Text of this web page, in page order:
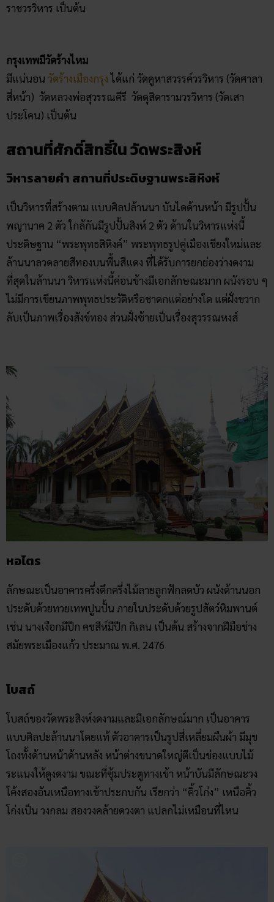
ราชวรวิหาร เป็นต้น
กรุงเทพมีวัดร้างไหม
มีแน่นอน วัดร้างเมืองกรุงได้แก่ วัดคูหาสวรรค์วรวิหาร (วัดศาลา
สี่หน้า) วัดหลวงพ่อสุวรรณคีรี วัดดุสิดารามวรวิหาร (วัดเสา
ประโคน) เป็นต้น
สถานที่ศักดิ์สิทธิ์ใน วัดพระสิงห์
วิหารลายคำ สถานที่ประดิษฐานพระสิหิงห์
เป็นวิหารที่สร้างตาม แบบศิลปล้านนา บันไดด้านหน้า มีรูปปั้น
พญานาค 2 ตัว ใกล้กันมีรูปปั้นสิงห์ 2 ตัว ด้านในวิหารแห่งนี้
ประดิษฐาน “พระพุทธสิหิงค์” พระพุทธรูปคู่เมืองเชียงใหม่และ
ล้านนาลวดลายสีทองบนพื้นสีแดง ที่ได้รับการยกย่องว่างดงาม
ที่สุดในล้านนา วิหารแห่งนี้ค่อนข้างมีเอกลักษณะมาก ผนังรอบ ๆ
ไม่มีการเขียนภาพพุทธประวัติหรือชาดกแต่อย่างใด แต่ฝั่งขวาก
ลับเป็นภาพเรื่องสังข์ทอง ส่วนฝั่งซ้ายเป็นเรื่องสุวรรณหงส์
หอไตร
ลักษณะเป็นอาคารครึ่งตึกครึ่งไม้ลายลูกฟักลดบัว ผนังด้านนอก
ประดับด้วยทวยเทพปูนปั้น ภายในประดับด้วยรูปสัตว์หิมพานต์
เช่น นางเงือกมีปีก คชสีห์มีปีก กิเลน เป็นต้น สร้างจากฝีมือช่าง
สมัยพระเมืองแก้ว ประมาณ พ.ศ. 2476
โบสถ์
โบสถ์ของวัดพระสิงห์งดงามและมีเอกลักษณ์มาก เป็นอาคาร
แบบศิลปะล้านนาโดยแท้ ตัวอาคารเป็นรูปสี่เหลี่ยมผืนผ้า มีมุข
โถงทั้งด้านหน้าด้านหลัง หน้าต่างขนาดใหญ่ตีเป็นช่องแบบไม้
ระแนงให้ดูงดงาม ขณะที่ซุ้มประตูทางเข้า หน้าบันมีลักษณะวง
โค้งสองอันเหนือทางเข้าประกบกัน เรียกว่า “คิ้วโก่ง” เหนือคิ้ว
โก่งเป็น วงกลม สองวงคล้ายดวงตา แปลกไม่เหมือนที่ไหน